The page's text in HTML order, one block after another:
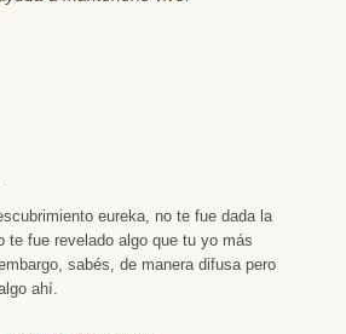
eureka, no te fue dada la
te fue revelado algo que tu yo más
sabés, de manera difusa pero
ahí.